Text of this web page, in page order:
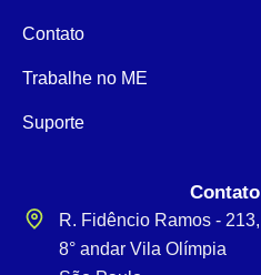
Contato
Trabalhe no ME
Suporte
Contato
R. Fidêncio Ramos - 213,
8° andar Vila Olímpia